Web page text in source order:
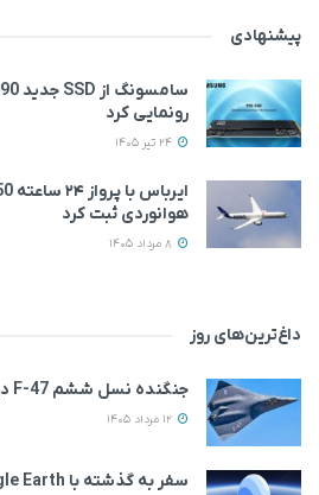
پیشنهادی
رونمایی کرد
هوانوردی ثبت کرد
داغ‌ترین‌های روز
جنگنده نسل ششم F-47 در مسیر نخستین پرواز
سفر به گذشته با Google Earth